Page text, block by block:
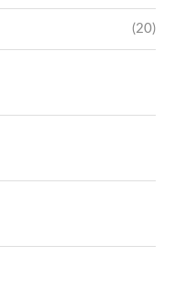
(20)